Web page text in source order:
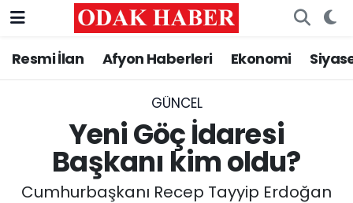
Resmi İlan Afyon Haberleri Ekonomi
GÜNCEL
Yeni Göç İdaresi
Başkanı kim oldu?
Cumhurbaşkanı Recep Tayyip Erdoğan
AFYONKARAHİSAR HABERLERİ
ASAYİŞ
GÜNCEL
Nöbetçi Eczaneler
Trafik Durumu
Süper Lig Puan Durumu ve Fikstür